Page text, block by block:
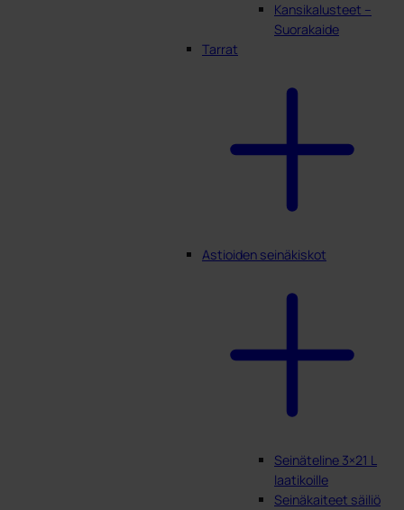
Kansikalusteet –
Suorakaide
Tarrat
Astioiden seinäkiskot
Seinäteline 3×21 L
laatikoille
Seinäkaiteet säiliö